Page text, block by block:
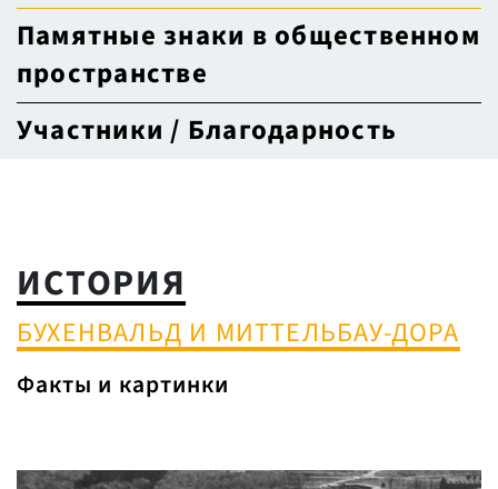
Памятные знаки в общественном
пространстве
Участники / Благодарность
ИСТОРИЯ
БУХЕНВАЛЬД И МИТТЕЛЬБАУ-ДОРА
Факты и картинки